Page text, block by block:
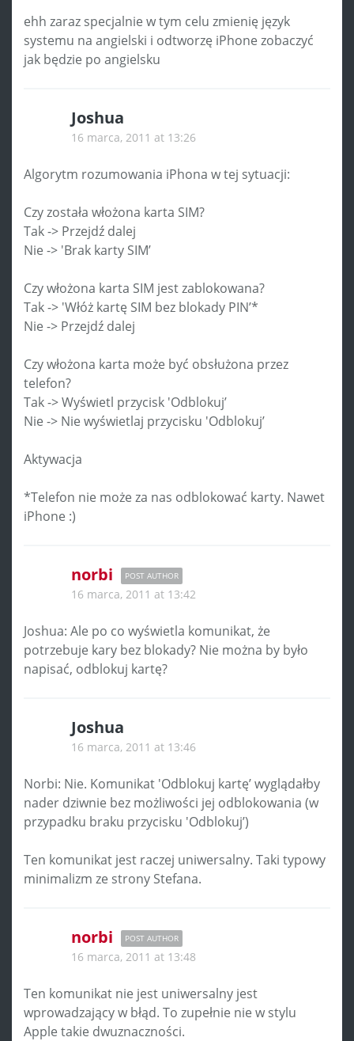
ehh zaraz specjalnie w tym celu zmienię język
systemu na angielski i odtworzę iPhone zobaczyć
jak będzie po angielsku
Joshua
16 marca, 2011 at 13:26
Algorytm rozumowania iPhona w tej sytuacji:
Czy została włożona karta SIM?
Tak -> Przejdź dalej
Nie -> 'Brak karty SIM’
Czy włożona karta SIM jest zablokowana?
Tak -> 'Włóż kartę SIM bez blokady PIN’*
Nie -> Przejdź dalej
Czy włożona karta może być obsłużona przez
telefon?
Tak -> Wyświetl przycisk 'Odblokuj’
Nie -> Nie wyświetlaj przycisku 'Odblokuj’
Aktywacja
*Telefon nie może za nas odblokować karty. Nawet
iPhone :)
norbi POST AUTHOR
16 marca, 2011 at 13:42
Joshua: Ale po co wyświetla komunikat, że
potrzebuje kary bez blokady? Nie można by było
napisać, odblokuj kartę?
Joshua
16 marca, 2011 at 13:46
Norbi: Nie. Komunikat 'Odblokuj kartę’ wyglądałby
nader dziwnie bez możliwości jej odblokowania (w
przypadku braku przycisku 'Odblokuj’)
Ten komunikat jest raczej uniwersalny. Taki typowy
minimalizm ze strony Stefana.
norbi POST AUTHOR
16 marca, 2011 at 13:48
Ten komunikat nie jest uniwersalny jest
wprowadzający w błąd. To zupełnie nie w stylu
Apple takie dwuznaczności.